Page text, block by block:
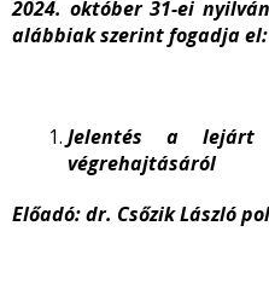
2024. október 31-ei
alábbiak szerint fogadja el:
Jelentés a lejárt
végrehajtásáról
Előadó: dr. Csőzik László